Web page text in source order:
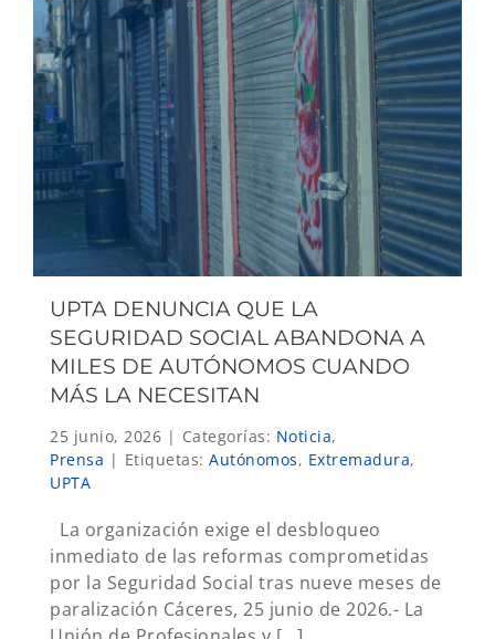
UPTA DENUNCIA QUE LA
SEGURIDAD SOCIAL ABANDONA A
MILES DE AUTÓNOMOS CUANDO
MÁS LA NECESITAN
25 junio, 2026 | Categorías: Noticia,
Prensa | Etiquetas: Autónomos, Extremadura,
UPTA
La organización exige el desbloqueo
inmediato de las reformas comprometidas
por la Seguridad Social tras nueve meses de
paralización Cáceres, 25 junio de 2026.- La